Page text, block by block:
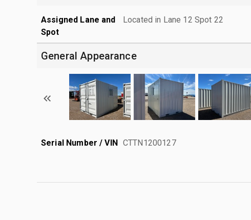
Assigned Lane and
Spot
Located in Lane 12 Spot 22
General Appearance
Serial Number / VIN CTTN1200127